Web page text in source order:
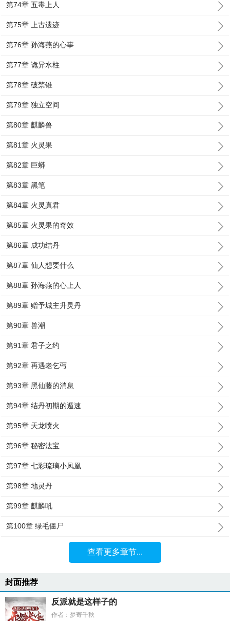
第74章 五毒上人
第75章 上古遗迹
第76章 孙海燕的心事
第77章 诡异水柱
第78章 破禁锥
第79章 独立空间
第80章 麒麟兽
第81章 火灵果
第82章 巨蟒
第83章 黑笔
第84章 火灵真君
第85章 火灵果的奇效
第86章 成功结丹
第87章 仙人想要什么
第88章 孙海燕的心上人
第89章 赠予城主升灵丹
第90章 兽潮
第91章 君子之约
第92章 再遇老乞丐
第93章 黑仙藤的消息
第94章 结丹初期的遁速
第95章 天龙喷火
第96章 秘密法宝
第97章 七彩琉璃小凤凰
第98章 地灵丹
第99章 麒麟吼
第100章 绿毛僵尸
查看更多章节...
封面推荐
反派就是这样子的
作者：梦寄千秋